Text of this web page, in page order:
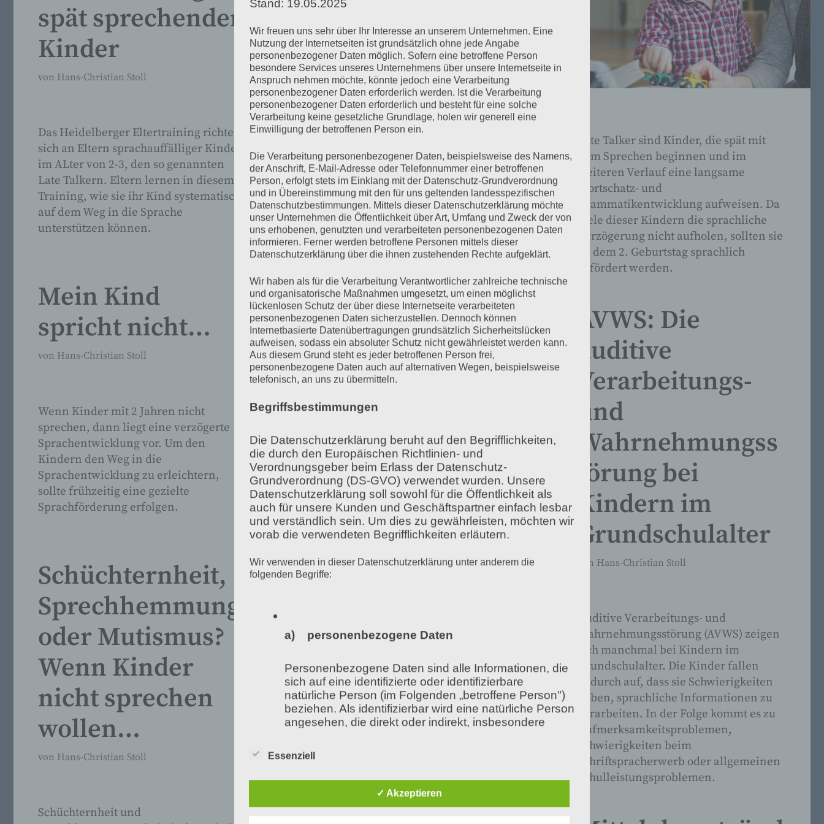
Late Talker sind Kinder, die spät mit
dem Sprechen beginnen und im
weiteren Verlauf eine langsame
Wortschatz- und
Grammatikentwicklung aufweisen. Da
viele dieser Kindern die sprachliche
Verzögerung nicht aufholen, sollten sie
ab dem 2. Geburtstag sprachlich
gefördert werden.
spät sprechender
Kinder
von Hans-Christian Stoll
Das Heidelberger Eltertraining richtet
sich an Eltern sprachauffälliger Kinder
im ALter von 2-3, den so genannten
Late Talkern. Eltern lernen in diesem
Training, wie sie ihr Kind systematisch
auf dem Weg in die Sprache
unterstützen können.
Bei Kindern gehört das Lispeln zu einer
der häufigsten Sprechstörungen. Es
lässt sich in einer Artikulationstherapie
meistens schnell und erfolgreich
behandeln.
Wege zur
Logopädie für
sprachauffällige
Kinder in
Düsseldorf
vonHans-Christian Stoll
Für Eltern sprachauffälliger Kinder gibt
Ansprechpartner, die sich mit der
Beratung, der Diagnostik und der
Verordnung von Sprachtherapie
befassen…
Mein Kind
spricht nicht…
von Hans-Christian Stoll
Wenn Kinder mit 2 Jahren nicht
sprechen, dann liegt eine verzögerte
Sprachentwicklung vor. Um den
Kindern den Weg in die
Sprachentwicklung zu erleichtern,
sollte frühzeitig eine gezielte
Sprachförderung erfolgen.
AVWS: Die
auditive
Verarbeitungs-
und
Wahrnehmungss
törung bei
Kindern im
Grundschulalter
von Hans-Christian Stoll
Auditive Verarbeitungs- und
Wahrnehmungsstörung (AVWS) zeigen
sich manchmal bei Kindern im
Grundschulalter. Die Kinder fallen
dadurch auf, dass sie Schwierigkeiten
haben, sprachliche Informationen zu
verarbeiten. In der Folge kommt es zu
Aufmerksamkeitsproblemen,
Schwierigkeiten beim
Schriftspracherwerb oder allgemeinen
Schulleistungsproblemen.
Das KISS
Syndrom im
mit
Sprachstörungen
und auditiven
Wahrnehmungss
törungen
Hans-Christian Stoll
Schüchternheit,
Sprechhemmung
oder Mutismus?
Wenn Kinder
nicht sprechen
wollen…
von Hans-Christian Stoll
Schüchternheit und
Stand: 19.05.2025
Wir freuen uns sehr über Ihr Interesse an unserem Unternehmen. Eine
Nutzung der Internetseiten ist grundsätzlich ohne jede Angabe
personenbezogener Daten möglich. Sofern eine betroffene Person
besondere Services unseres Unternehmens über unsere Internetseite in
Anspruch nehmen möchte, könnte jedoch eine Verarbeitung
personenbezogener Daten erforderlich werden. Ist die Verarbeitung
personenbezogener Daten erforderlich und besteht für eine solche
Verarbeitung keine gesetzliche Grundlage, holen wir generell eine
Einwilligung der betroffenen Person ein.
Die Verarbeitung personenbezogener Daten, beispielsweise des Namens,
der Anschrift, E-Mail-Adresse oder Telefonnummer einer betroffenen
Person, erfolgt stets im Einklang mit der Datenschutz-Grundverordnung
und in Übereinstimmung mit den für uns geltenden landesspezifischen
Datenschutzbestimmungen. Mittels dieser Datenschutzerklärung möchte
unser Unternehmen die Öffentlichkeit über Art, Umfang und Zweck der von
uns erhobenen, genutzten und verarbeiteten personenbezogenen Daten
informieren. Ferner werden betroffene Personen mittels dieser
Datenschutzerklärung über die ihnen zustehenden Rechte aufgeklärt.
Wir haben als für die Verarbeitung Verantwortlicher zahlreiche technische
und organisatorische Maßnahmen umgesetzt, um einen möglichst
lückenlosen Schutz der über diese Internetseite verarbeiteten
personenbezogenen Daten sicherzustellen. Dennoch können
Internetbasierte Datenübertragungen grundsätzlich Sicherheitslücken
aufweisen, sodass ein absoluter Schutz nicht gewährleistet werden kann.
Aus diesem Grund steht es jeder betroffenen Person frei,
personenbezogene Daten auch auf alternativen Wegen, beispielsweise
telefonisch, an uns zu übermitteln.
Begriffsbestimmungen
Die Datenschutzerklärung beruht auf den Begrifflichkeiten,
die durch den Europäischen Richtlinien- und
Verordnungsgeber beim Erlass der Datenschutz-
Grundverordnung (DS-GVO) verwendet wurden. Unsere
Datenschutzerklärung soll sowohl für die Öffentlichkeit als
auch für unsere Kunden und Geschäftspartner einfach lesbar
und verständlich sein. Um dies zu gewährleisten, möchten wir
vorab die verwendeten Begrifflichkeiten erläutern.
Wir verwenden in dieser Datenschutzerklärung unter anderem die
folgenden Begriffe:
a) personenbezogene Daten
Personenbezogene Daten sind alle Informationen, die
sich auf eine identifizierte oder identifizierbare
natürliche Person (im Folgenden „betroffene Person")
beziehen. Als identifizierbar wird eine natürliche Person
angesehen, die direkt oder indirekt, insbesondere
Namen, zu einer Kennnummer, zu Standortdaten, zu
einer Online-Kennung oder zu einem oder mehreren
physiologischen, genetischen, psychischen,
wirtschaftlichen, kulturellen oder sozialen Identität
Essenziell
✓ Akzeptieren